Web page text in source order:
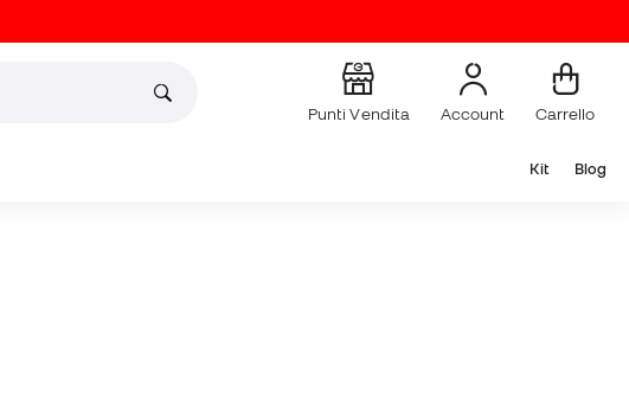
Punti Vendita Account Carrello
Kit Blog